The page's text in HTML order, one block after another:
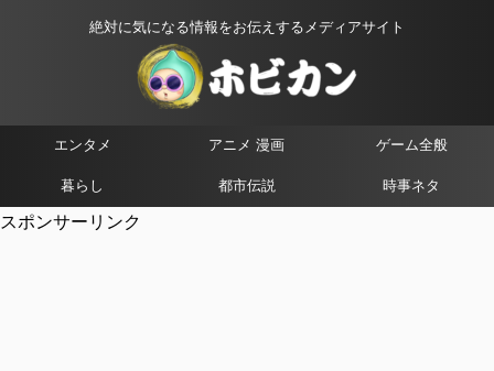
絶対に気になる情報をお伝えするメディアサイト
エンタメ アニメ 漫画 ゲーム全般
暮らし 都市伝説 時事ネタ
スポンサーリンク